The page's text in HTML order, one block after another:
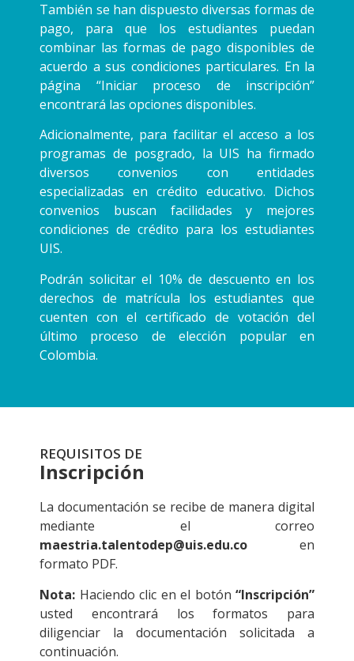
También se han dispuesto diversas formas de
pago, para que los estudiantes puedan
combinar las formas de pago disponibles de
acuerdo a sus condiciones particulares. En la
página “Iniciar proceso de inscripción”
encontrará las opciones disponibles.
Adicionalmente, para facilitar el acceso a los
programas de posgrado, la UIS ha firmado
diversos convenios con entidades
especializadas en crédito educativo. Dichos
convenios buscan facilidades y mejores
condiciones de crédito para los estudiantes
UIS.
Podrán solicitar el 10% de descuento en los
derechos de matrícula los estudiantes que
cuenten con el certificado de votación del
último proceso de elección popular en
Colombia.
REQUISITOS DE
Inscripción
La documentación se recibe de manera digital
mediante el correo
maestria.talentodep@uis.edu.co en
formato PDF.
Nota: Haciendo clic en el botón “Inscripción”
usted encontrará los formatos para
diligenciar la documentación solicitada a
continuación.